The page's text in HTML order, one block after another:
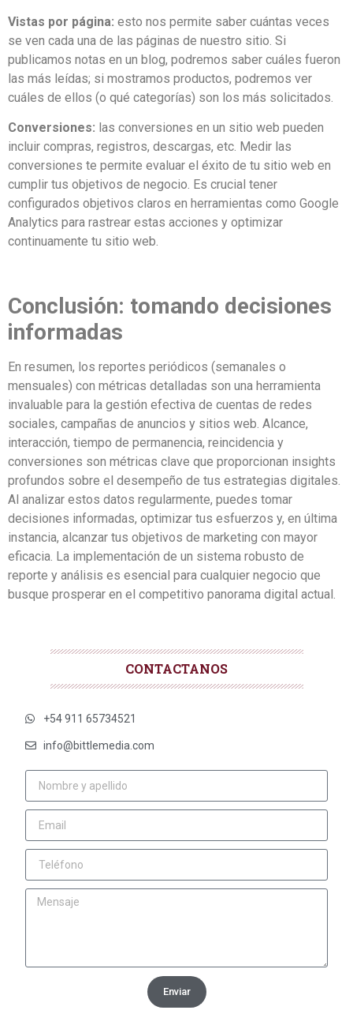
Vistas por página: esto nos permite saber cuántas veces
se ven cada una de las páginas de nuestro sitio. Si
publicamos notas en un blog, podremos saber cuáles fueron
las más leídas; si mostramos productos, podremos ver
cuáles de ellos (o qué categorías) son los más solicitados.
Conversiones: las conversiones en un sitio web pueden
incluir compras, registros, descargas, etc. Medir las
conversiones te permite evaluar el éxito de tu sitio web en
cumplir tus objetivos de negocio. Es crucial tener
configurados objetivos claros en herramientas como Google
Analytics para rastrear estas acciones y optimizar
continuamente tu sitio web.
Conclusión: tomando decisiones
informadas
En resumen, los reportes periódicos (semanales o
mensuales) con métricas detalladas son una herramienta
invaluable para la gestión efectiva de cuentas de redes
sociales, campañas de anuncios y sitios web. Alcance,
interacción, tiempo de permanencia, reincidencia y
conversiones son métricas clave que proporcionan insights
profundos sobre el desempeño de tus estrategias digitales.
Al analizar estos datos regularmente, puedes tomar
decisiones informadas, optimizar tus esfuerzos y, en última
instancia, alcanzar tus objetivos de marketing con mayor
eficacia. La implementación de un sistema robusto de
reporte y análisis es esencial para cualquier negocio que
busque prosperar en el competitivo panorama digital actual.
CONTACTANOS
+54 911 65734521
info@bittlemedia.com
Enviar